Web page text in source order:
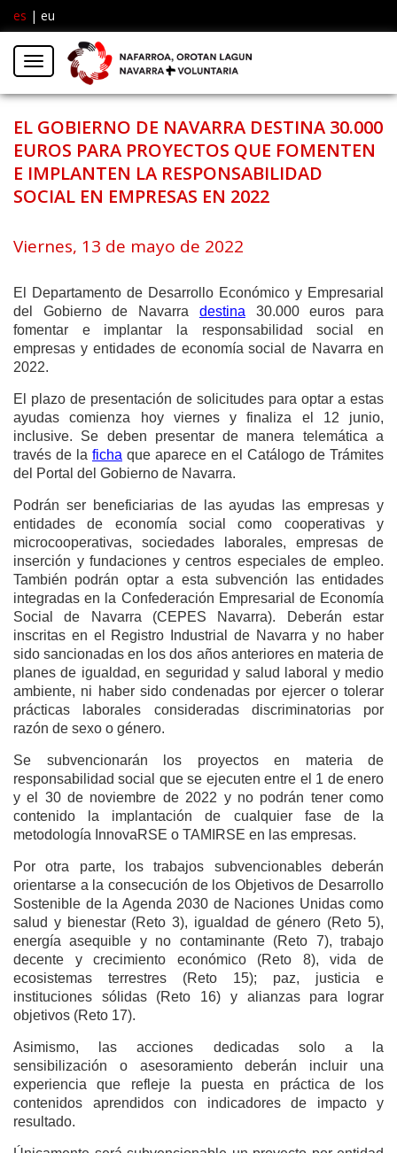
es | eu
Menú
EL GOBIERNO DE NAVARRA DESTINA 30.000
EUROS PARA PROYECTOS QUE FOMENTEN
E IMPLANTEN LA RESPONSABILIDAD
SOCIAL EN EMPRESAS EN 2022
Viernes, 13 de mayo de 2022
El Departamento de Desarrollo Económico y Empresarial
del Gobierno de Navarra destina 30.000 euros para
fomentar e implantar la responsabilidad social en
empresas y entidades de economía social de Navarra en
2022.
El plazo de presentación de solicitudes para optar a estas
ayudas comienza hoy viernes y finaliza el 12 junio,
inclusive. Se deben presentar de manera telemática a
través de la ficha que aparece en el Catálogo de Trámites
del Portal del Gobierno de Navarra.
Podrán ser beneficiarias de las ayudas las empresas y
entidades de economía social como cooperativas y
microcooperativas, sociedades laborales, empresas de
inserción y fundaciones y centros especiales de empleo.
También podrán optar a esta subvención las entidades
integradas en la Confederación Empresarial de Economía
Social de Navarra (CEPES Navarra). Deberán estar
inscritas en el Registro Industrial de Navarra y no haber
sido sancionadas en los dos años anteriores en materia de
planes de igualdad, en seguridad y salud laboral y medio
ambiente, ni haber sido condenadas por ejercer o tolerar
prácticas laborales consideradas discriminatorias por
razón de sexo o género.
Se subvencionarán los proyectos en materia de
responsabilidad social que se ejecuten entre el 1 de enero
y el 30 de noviembre de 2022 y no podrán tener como
contenido la implantación de cualquier fase de la
metodología InnovaRSE o TAMIRSE en las empresas.
Por otra parte, los trabajos subvencionables deberán
orientarse a la consecución de los Objetivos de Desarrollo
Sostenible de la Agenda 2030 de Naciones Unidas como
salud y bienestar (Reto 3), igualdad de género (Reto 5),
energía asequible y no contaminante (Reto 7), trabajo
decente y crecimiento económico (Reto 8), vida de
ecosistemas terrestres (Reto 15); paz, justicia e
instituciones sólidas (Reto 16) y alianzas para lograr
objetivos (Reto 17).
Asimismo, las acciones dedicadas solo a la
sensibilización o asesoramiento deberán incluir una
experiencia que refleje la puesta en práctica de los
contenidos aprendidos con indicadores de impacto y
resultado.